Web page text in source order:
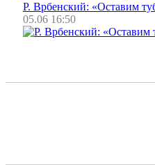
Р. Врбенский: «Оставим
05.06 16:50